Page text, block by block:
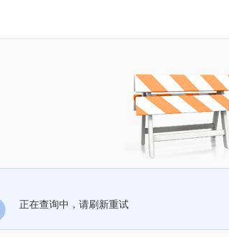
正在查询中，请刷新重试